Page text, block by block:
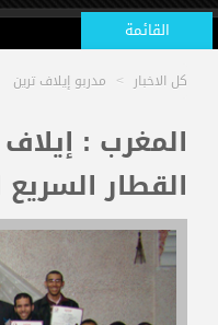
القائمة
الرئيسية
الدورات القادمة
المدربون
كل الاخبار > مدربو إيلاف ترين
المغرب :
القطار